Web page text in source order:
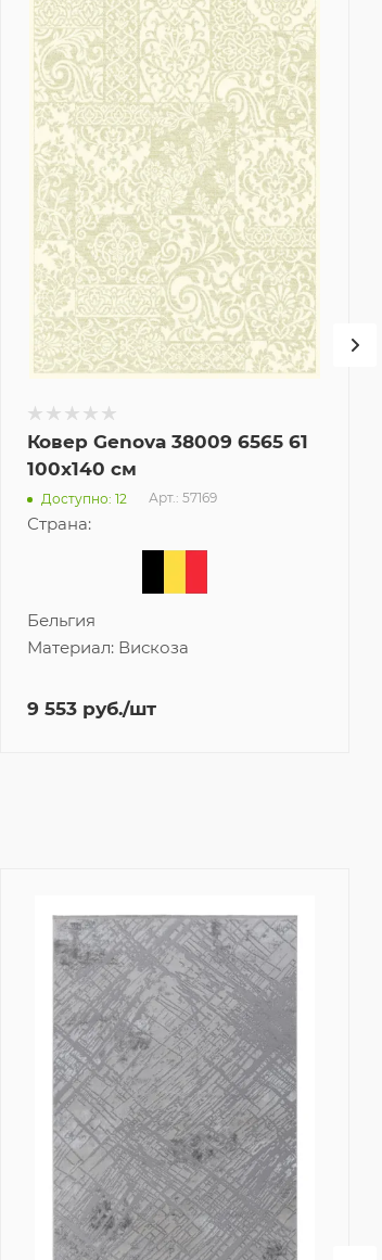
Ковер Genova 38009 6565 61
100x140 см
Доступно: 12 Арт.: 57169
Страна:
Бельгия
Материал: Вискоза
9 553 руб./шт